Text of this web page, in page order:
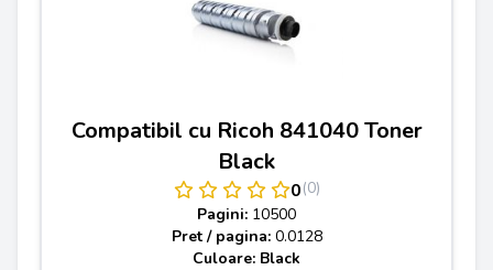
Compatibil cu Ricoh 841040 Toner
Black
0(0)
Pagini: 10500
Pret / pagina: 0.0128
Culoare: Black